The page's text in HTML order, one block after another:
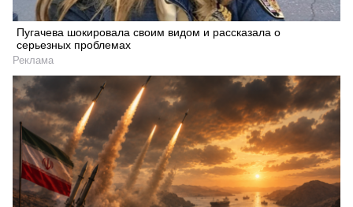
Пугачева шокировала своим видом и рассказала о
серьезных проблемах
Реклама